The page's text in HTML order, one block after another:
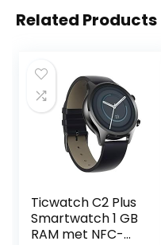
Related Products
Ticwatch C2 Plus
Smartwatch 1 GB
RAM met NFC-